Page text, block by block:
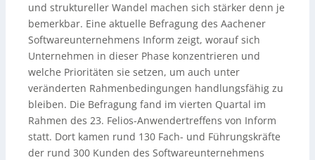
und struktureller Wandel machen sich stärker denn je
bemerkbar. Eine aktuelle Befragung des Aachener
Softwareunternehmens Inform zeigt, worauf sich
Unternehmen in dieser Phase konzentrieren und
welche Prioritäten sie setzen, um auch unter
veränderten Rahmenbedingungen handlungsfähig zu
bleiben. Die Befragung fand im vierten Quartal im
Rahmen des 23. Felios-Anwendertreffens von Inform
statt. Dort kamen rund 130 Fach- und Führungskräfte
der rund 300 Kunden des Softwareunternehmens